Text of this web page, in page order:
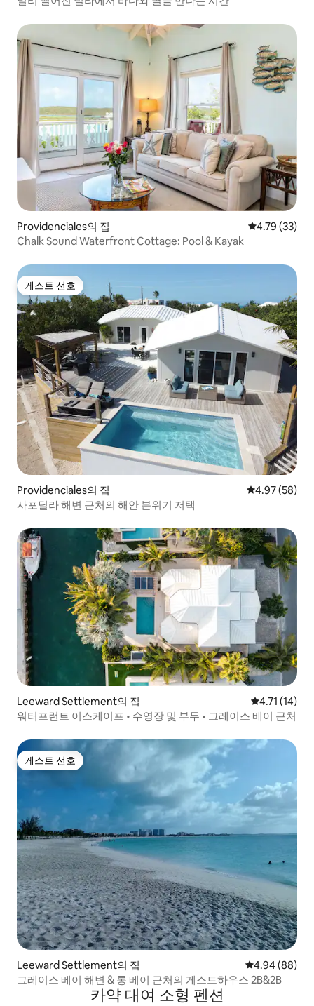
Providenciales의 집 평점 4.79점
4.79 (33)
Chalk Sound Waterfront Cottage: Pool & Kayak
게스트 선호
게스트 선호
Providenciales의 집 평점 4.97점(5
4.97 (58)
사포딜라 해변 근처의 해안 분위기 저택
Leeward Settlement의 집 평점 4.71점
4.71 (14)
워터프런트 이스케이프 • 수영장 및 부두 • 그레이스 베이 근처
게스트 선호
게스트 선호
Leeward Settlement의 집 평점 4.94점(5
4.94 (88)
그레이스 베이 해변 & 롱 베이 근처의 게스트하우스 2B&2B
카약 대여 소형 펜션